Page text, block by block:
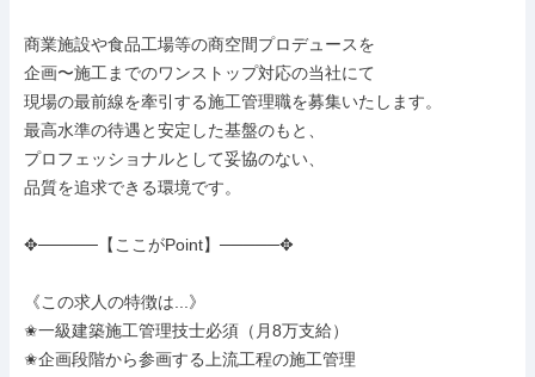
商業施設や食品工場等の商空間プロデュースを
企画〜施工までのワンストップ対応の当社にて
現場の最前線を牽引する施工管理職を募集いたします。
最高水準の待遇と安定した基盤のもと、
プロフェッショナルとして妥協のない、
品質を追求できる環境です。
✥─────【ここがPoint】─────✥
《この求人の特徴は...》
✬一級建築施工管理技士必須（月8万支給）
✬企画段階から参画する上流工程の施工管理